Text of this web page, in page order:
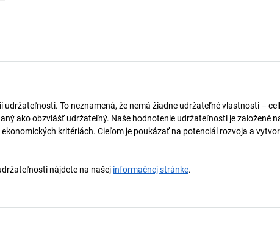
To neznamená, že nemá žiadne udržateľné vlastnosti –
ako obzvlášť udržateľný. Naše hodnotenie udržateľnosti je založené
kritériách. Cieľom je poukázať na potenciál rozvoja a
nájdete na našej informačnej stránke.